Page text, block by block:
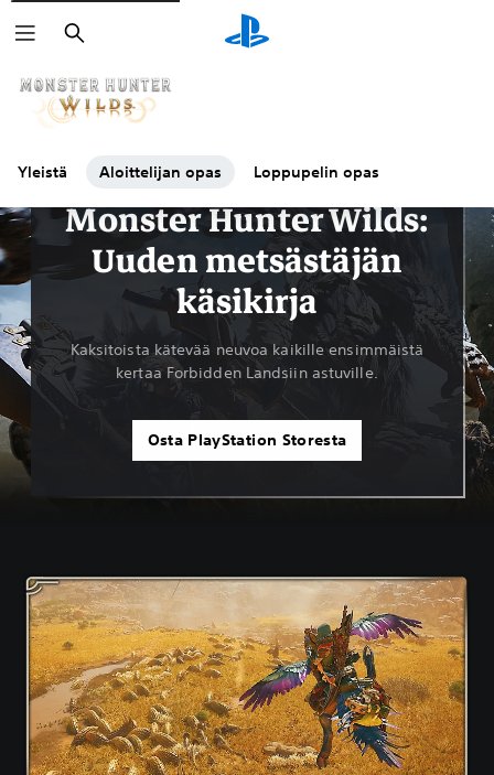
Haku
Yleistä Aloittelijan opas Loppupelin opas
Oppaat ja artikkelit
Monster Hunter Wilds:
Uuden metsästäjän
käsikirja
Kaksitoista kätevää neuvoa kaikille ensimmäistä
kertaa Forbidden Landsiin astuville.
Osta PlayStation Storesta